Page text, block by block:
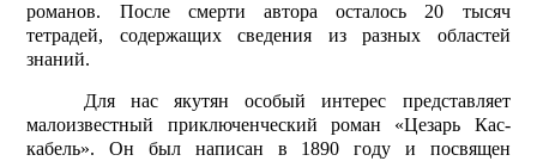
романов. После смерти автора осталось 20 тысяч
тетрадей, содержащих сведения из разных областей
знаний.
Для нас якутян особый интерес представляет
малоизвестный приключенческий роман «Цезарь Кас­
кабель». Он был написан в 1890 году и посвящен